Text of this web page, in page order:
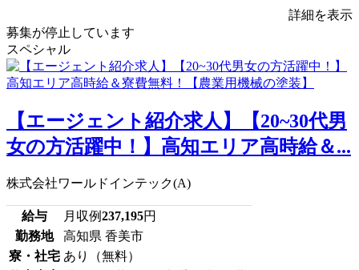
詳細を表示
募集が停止しています
スペシャル
【エージェント紹介求人】【20~30代男
女の方活躍中！】高知エリア高時給＆...
株式会社ワールドインテック(A)
給与 月収例237,195円
勤務地
高知県 香美市
寮・社宅 あり（無料）